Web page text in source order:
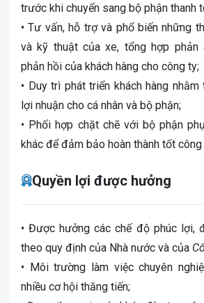
trước khi chuyển sang bộ phận thanh
• Tư vấn, hỗ trợ và phổ biến những
và kỹ thuật của xe, tổng hợp phản
phản hồi của khách hàng cho công ty;
• Duy trì phát triển khách hàng
lợi nhuận cho cá nhân và bộ phận;
• Phối hợp chặt chẽ với bộ phận
khác đểđảm bảo hoàn thành tốt công
Quyền lợi được hưởng
• Được hưởng các chế độ phúc lợi,
theo quy định của Nhà nước và của Cô
• Môi trường làm việc chuyên
nhiều cơ hội thăng tiến;